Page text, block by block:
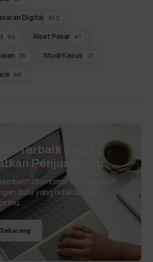
Digital 342
94 Riset Pasar 41
35 Studi Kasus 21
66
Terbaik untuk
Penjualanmu
bisnismu tumbuh lebih
data yang tidak dimiliki
mu.